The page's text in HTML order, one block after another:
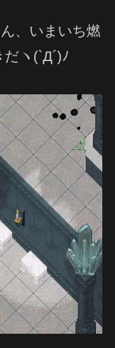
、いまいち燃
ヽ(`Д´)ﾉ